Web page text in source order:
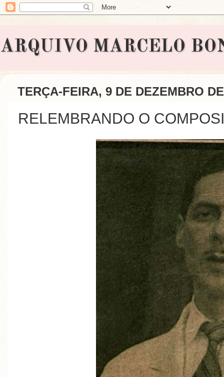
ARQUIVO MARCELO
TERÇA-FEIRA, 9 DE DEZEMBRO
RELEMBRANDO O